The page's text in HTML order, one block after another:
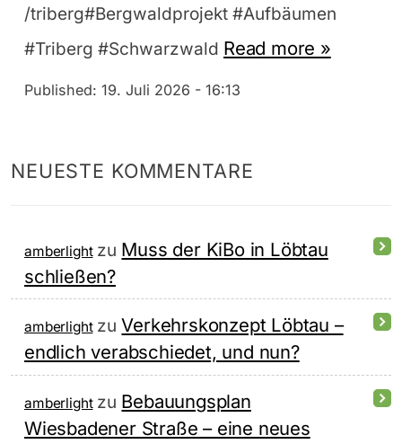
/triberg#Bergwaldprojekt #Aufbäumen
#Triberg #Schwarzwald Read more »
Published: 19. Juli 2026 - 16:13
NEUESTE KOMMENTARE
amberlightzu Muss der KiBo in Löbtau
schließen?
amberlightzuVerkehrskonzept Löbtau –
endlich verabschiedet, und nun?
amberlightzu Bebauungsplan
Wiesbadener Straße – eine neues